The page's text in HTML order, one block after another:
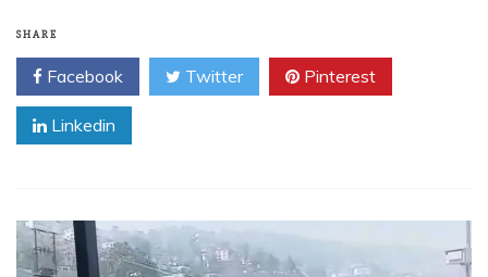
SHARE
Facebook Twitter Pinterest
Linkedin